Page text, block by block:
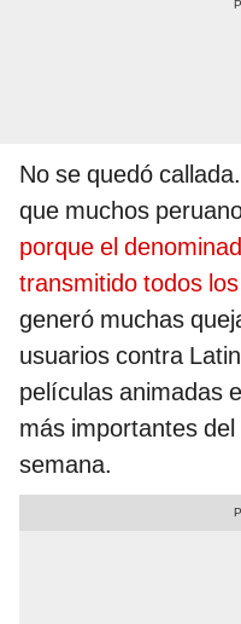
No se quedó callada.
que muchos
porque el
transmitido todos
generó muchas
usuarios contra
películas animadas
más importantes
semana.